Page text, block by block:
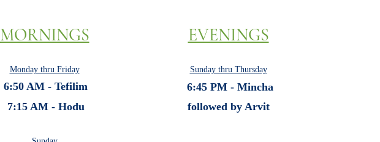
MORNINGS
Monday thru Friday
6:50 AM - Tefilim
7:15 AM - Hodu
EVENINGS
Sunday thru Thursday
6:45 PM - Mincha
followed by Arvit